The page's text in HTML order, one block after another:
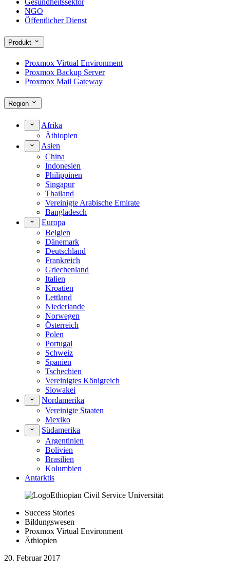
Gesundheitssektor
NGO
Öffentlicher Dienst
Produkt
Proxmox Virtual Environment
Proxmox Backup Server
Proxmox Mail Gateway
Region
Afrika
Äthiopien
Asien
China
Indonesien
Philippinen
Singapur
Thailand
Vereinigte Arabische Emirate
Bangladesch
Europa
Belgien
Dänemark
Deutschland
Frankreich
Griechenland
Italien
Kroatien
Lettland
Niederlande
Norwegen
Österreich
Polen
Portugal
Schweiz
Spanien
Tschechien
Vereinigtes Königreich
Slowakei
Nordamerika
Vereinigte Staaten
Mexiko
Südamerika
Argentinien
Bolivien
Brasilien
Kolumbien
Antarktis
Success Stories
Bildungswesen
Proxmox Virtual Environment
Äthiopien
20. Februar 2017